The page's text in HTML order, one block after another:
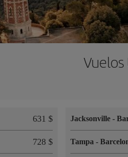
Vuelos
631 $
728 $
Jacksonville -
Tampa -